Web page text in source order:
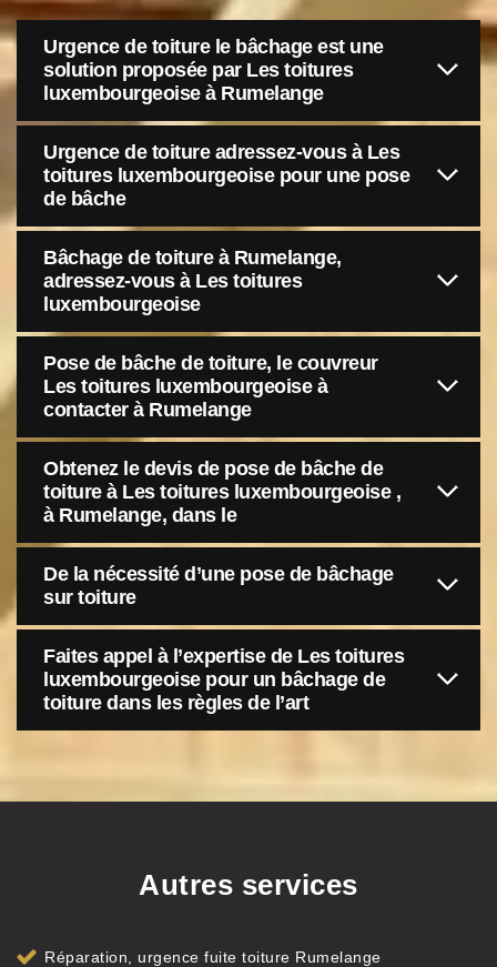
Urgence de toiture le bâchage est une
solution proposée par Les toitures
luxembourgeoise à Rumelange
Urgence de toiture adressez-vous à Les
toitures luxembourgeoise pour une pose
de bâche
Bâchage de toiture à Rumelange,
adressez-vous à Les toitures
luxembourgeoise
Pose de bâche de toiture, le couvreur
Les toitures luxembourgeoise à
contacter à Rumelange
Obtenez le devis de pose de bâche de
toiture à Les toitures luxembourgeoise ,
à Rumelange, dans le
De la nécessité d’une pose de bâchage
sur toiture
Faites appel à l’expertise de Les toitures
luxembourgeoise pour un bâchage de
toiture dans les règles de l’art
Autres services
Réparation, urgence fuite toiture Rumelange